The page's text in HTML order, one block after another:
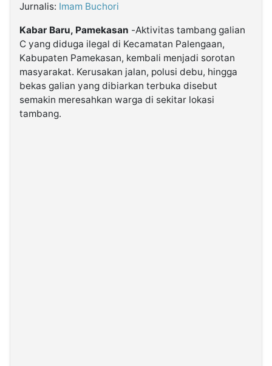
Kabarbaru.co
2026
Jurnalis: Imam Buchori
Kabar Baru, Pamekasan -Aktivitas tambang galian
C yang diduga ilegal di Kecamatan Palengaan,
Kabupaten Pamekasan, kembali menjadi sorotan
masyarakat. Kerusakan jalan, polusi debu, hingga
bekas galian yang dibiarkan terbuka disebut
semakin meresahkan warga di sekitar lokasi
tambang.